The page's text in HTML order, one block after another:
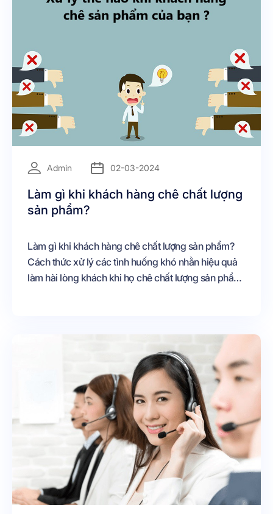
Admin 02-03-2024
Làm gì khi khách hàng chê chất lượng
sản phẩm?
Làm gì khi khách hàng chê chất lượng sản phẩm?
Cách thức xử lý các tình huống khó nhằn hiệu quả
làm hài lòng khách khi họ chê chất lượng sản phẩm.